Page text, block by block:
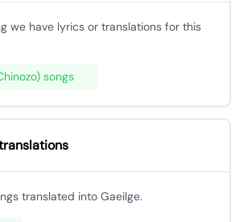
we have lyrics or translations for this
songs
translated into Gaeilge.